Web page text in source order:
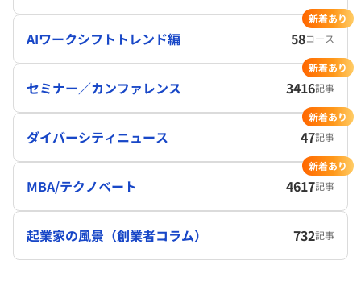
AIワークシフトトレンド編 58コース
新着あり
セミナー／カンファレンス 3416記事
新着あり
ダイバーシティニュース 47記事
新着あり
MBA/テクノベート 4617記事
新着あり
起業家の風景（創業者コラム） 732記事